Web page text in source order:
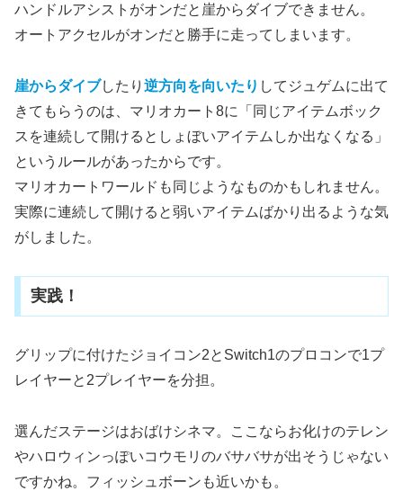
ハンドルアシストがオンだと崖からダイブできません。
オートアクセルがオンだと勝手に走ってしまいます。
崖からダイブしたり 逆方向を向いたり してジュゲムに出て
きてもらうのは、マリオカート8に「同じアイテムボック
スを連続して開けるとしょぼいアイテムしか出なくなる」
というルールがあったからです。
マリオカートワールドも同じようなものかもしれません。
実際に連続して開けると弱いアイテムばかり出るような気
がしました。
実践！
グリップに付けたジョイコン2とSwitch1のプロコンで1プ
レイヤーと2プレイヤーを分担。
選んだステージはおばけシネマ。ここならお化けのテレン
やハロウィンっぽいコウモリのバサバサが出そうじゃない
ですかね。フィッシュボーンも近いかも。